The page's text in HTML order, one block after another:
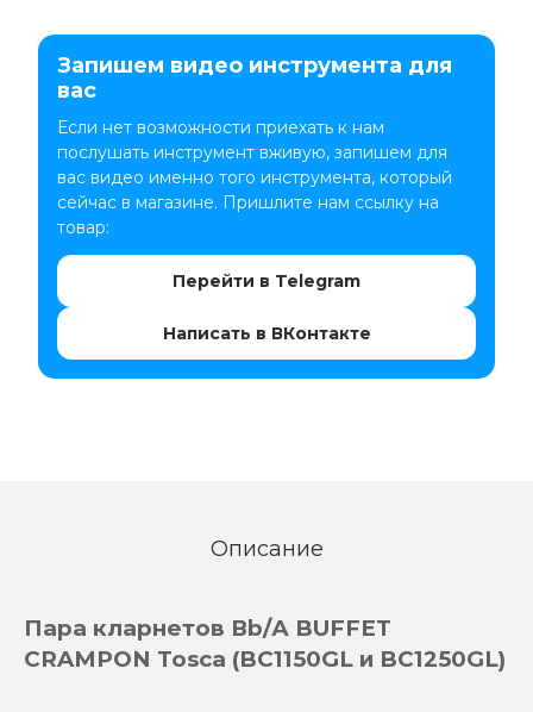
Запишем видео инструмента для
вас
Если нет возможности приехать к нам
послушать инструмент вживую, запишем для
вас видео именно того инструмента, который
сейчас в магазине. Пришлите нам ссылку на
товар:
Перейти в Telegram
Написать в ВКонтакте
Описание
Пара кларнетов Вb/А BUFFET
CRAMPON Tosca (BC1150GL и BC1250GL)